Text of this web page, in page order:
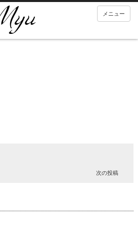
メニュー
次の投稿